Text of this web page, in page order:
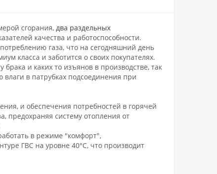
сгорания, два раздельных
качества и работоспособности.
газа, что на сегодняшний день
класса и заботится о своих покупателях.
и каких то изъянов в производстве, так
влаги в патрубках подсоединения при
и обеспечения потребностей в горячей
предохраняя систему отопления от
в режиме "комфорт",
ГВС на уровне 40°С, что производит